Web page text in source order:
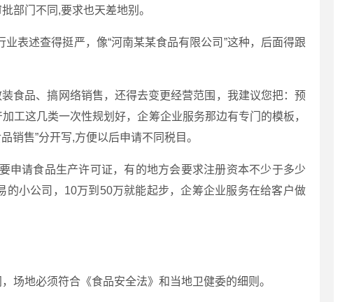
部门不同,要求也天差地别。
表述查得挺严，像“河南某某食品有限公司”这种，后面得跟
食品、搞网络销售，还得去变更经营范围，我建议您把：预
工这几类一次性规划好，企筹企业服务那边有专门的模板，
销售”分开写,方便以后申请不同税目。
申请食品生产许可证，有的地方会要求注册资本不少于多少
小公司，10万到50万就能起步，企筹企业服务在给客户做
场地必须符合《食品安全法》和当地卫健委的细则。